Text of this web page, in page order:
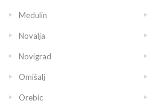
Medulin
Novalja
Novigrad
Omišalj
Orebic